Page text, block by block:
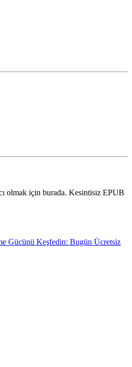
olmak için burada. Kesintisiz EPUB
Gücünü Keşfedin: Bugün Ücretsiz